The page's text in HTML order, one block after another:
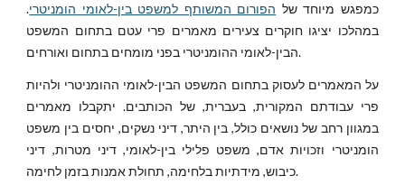
כמפגש מיוחד של הפורום המשותף למשפט בין-לאומי הומניטרי.
במהלכו יציגו חוקרים צעירים מאמרים פרי עטם בתחום המשפט
הבין-לאומי ההומניטרי בפני מומחים בתחום ואורחים.
על המאמרים לעסוק בתחום המשפט הבין-לאומי ההומניטרי ולהיות
פרי עבודתם המקורית, בעברית, של הכותבים. יתקבלו מאמרים
במגוון רחב של נושאים כולל, בין היתר, דיני נשקים, יחסים בין משפט
הומניטרי וזכויות אדם, משפט פלילי בין-לאומי, דיני מטרות, דיני
כיבוש, מידתיות בלחימה, תחולת אמנות בזמן לחימה.